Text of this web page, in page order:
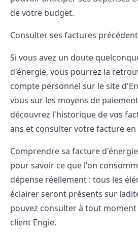
de votre budget.
Consulter ses factures
Si vous avez un doute
d'énergie, vous pourrez la
compte personnel sur le site
vous sur les moyens de
découvrez l'historique de vos
ans et consulter votre facture en
Comprendre sa facture
pour savoir ce que l'on
dépense réellement : tous les
éclairer seront présents sur
pouvez consulter à tout
client Engie.